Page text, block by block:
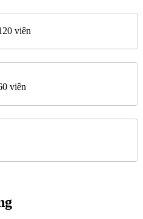
viên
viên